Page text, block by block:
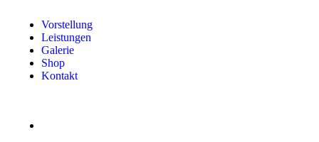
Vorstellung
Leistungen
Galerie
Shop
Kontakt